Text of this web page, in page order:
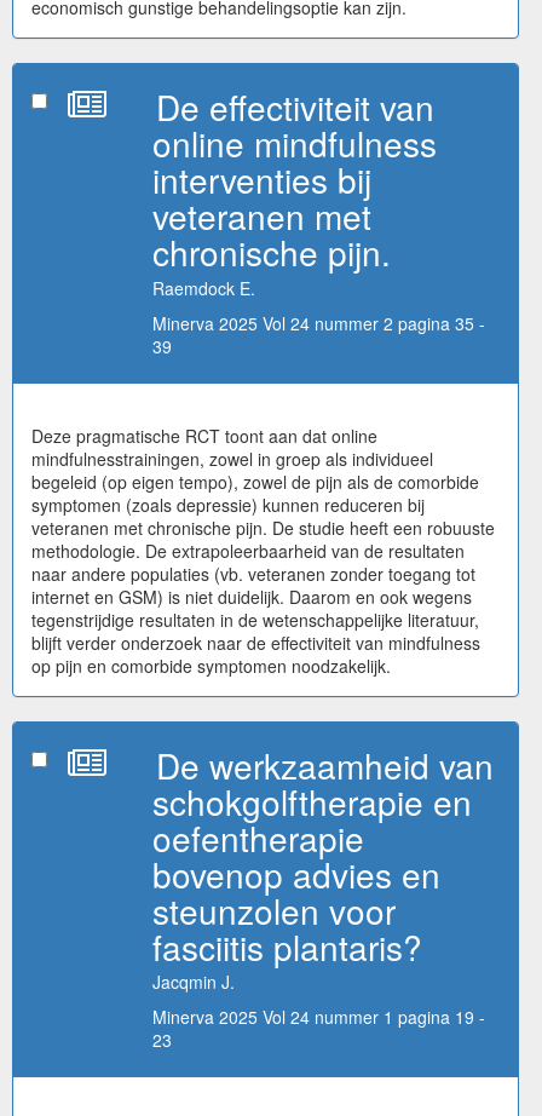
economisch gunstige behandelingsoptie kan zijn.
De effectiviteit van
online mindfulness
interventies bij
veteranen met
chronische pijn.
Raemdock E.
Minerva 2025 Vol 24 nummer 2 pagina 35 -
39
Deze pragmatische RCT toont aan dat online
mindfulnesstrainingen, zowel in groep als individueel
begeleid (op eigen tempo), zowel de pijn als de comorbide
symptomen (zoals depressie) kunnen reduceren bij
veteranen met chronische pijn. De studie heeft een robuuste
methodologie. De extrapoleerbaarheid van de resultaten
naar andere populaties (vb. veteranen zonder toegang tot
internet en GSM) is niet duidelijk. Daarom en ook wegens
tegenstrijdige resultaten in de wetenschappelijke literatuur,
blijft verder onderzoek naar de effectiviteit van mindfulness
op pijn en comorbide symptomen noodzakelijk.
De werkzaamheid van
schokgolftherapie en
oefentherapie
bovenop advies en
steunzolen voor
fasciitis plantaris?
Jacqmin J.
Minerva 2025 Vol 24 nummer 1 pagina 19 -
23